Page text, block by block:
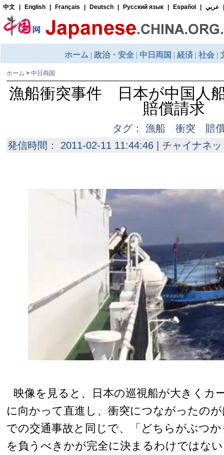
ホーム > 中日両国
漁船衝突事件 日本が中国人
賠償請求
タグ： 漁船 衝突
発信時間： 2011-02-11 11:44:46 | チャイナネ
映像を見ると、日本の巡視船が大きくカ
に向かって直進し、衝突につながったの
での交通事故と同じで、「どちらがぶつ
を負うべきかが完全に決まるわけではな